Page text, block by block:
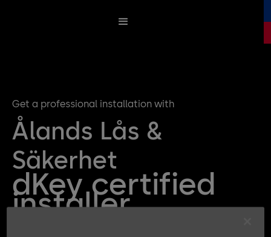
Get a professional installation with
Ålands Lås &
Säkerhet
dKey certified
installer